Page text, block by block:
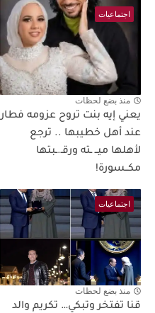
اجتماعيات
منذ بضع لحظات
يعني إيه بنت تروح عزومه فطار
عند أهل خطيبها .. ترجع
لأهلها ميــ ـته ورقـ.ـبتها
مكــسورة!
اجتماعيات
منذ بضع لحظات
قنا تفتخر وتبكي… تكريم والد